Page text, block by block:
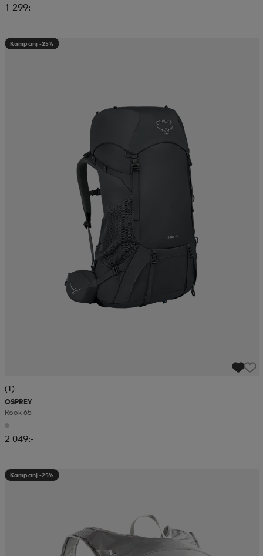
1 299:-
Kampanj -25%
(1)
OSPREY
Rook 65
2 049:-
Kampanj -25%